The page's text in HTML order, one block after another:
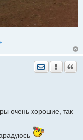
Отправить
очень хорошие, так